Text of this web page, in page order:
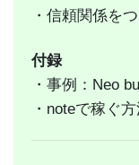
・信頼関係を
付録
・ 事例：Neo
・ noteで稼ぐ